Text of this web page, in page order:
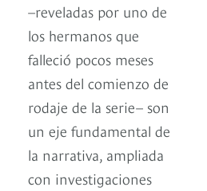
–reveladas por uno de
los hermanos que
falleció pocos meses
antes del comienzo de
rodaje de la serie– son
un eje fundamental de
la narrativa, ampliada
con investigaciones